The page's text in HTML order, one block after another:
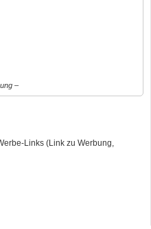
–
Links (Link zu Werbung,